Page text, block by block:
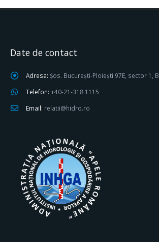
Date de contact
Adresa: Șos. București-Ploiești 97E, sector 1,
Telefon: +40-21-318 1115
Email: relatii@hidro.ro